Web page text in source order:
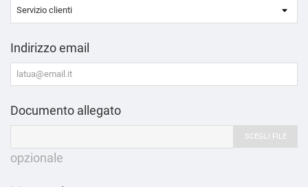
Indirizzo email
Documento allegato
SCEGLI FILE
opzionale